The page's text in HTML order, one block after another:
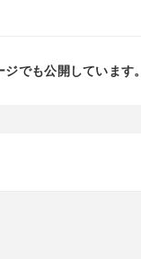
でも公開しています。